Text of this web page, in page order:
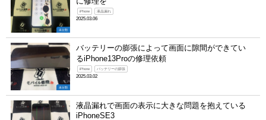
未分類
iPhone 液晶漏れ
2025.03.06
未分類
バッテリーの膨張によって画面に隙間ができてい
るiPhone13Proの修理依頼
iPhone バッテリーの膨張
2025.03.02
液晶漏れで画面の表示に大きな問題を抱えている
iPhoneSE3